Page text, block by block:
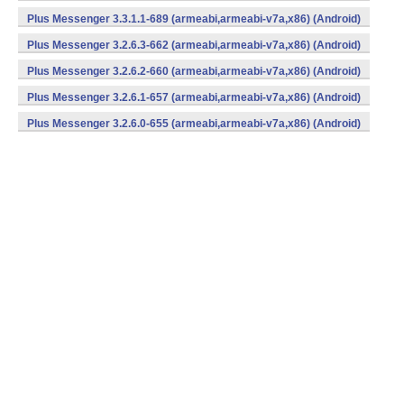
Plus Messenger 3.3.1.1-689 (armeabi,armeabi-v7a,x86) (Android)
Plus Messenger 3.2.6.3-662 (armeabi,armeabi-v7a,x86) (Android)
Plus Messenger 3.2.6.2-660 (armeabi,armeabi-v7a,x86) (Android)
Plus Messenger 3.2.6.1-657 (armeabi,armeabi-v7a,x86) (Android)
Plus Messenger 3.2.6.0-655 (armeabi,armeabi-v7a,x86) (Android)